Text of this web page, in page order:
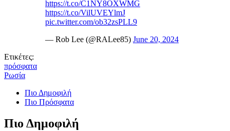
https://t.co/C1NY8OXWMG
https://t.co/VilUVEYlmJ
pic.twitter.com/ob32zsPLL9
— Rob Lee (@RALee85) June 20, 2024
Ετικέτες:
πρόσφατα
Ρωσία
Πιο Δημοφιλή
Πιο Πρόσφατα
Πιο Δημοφιλή